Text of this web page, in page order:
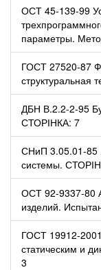
ОСТ 45-139-99
параметры.
ГОСТ 27520-87
структуральная
ДБН В.2.2-2-95
СТОРІНКА: 7
СНиП 3.05.01-85
системы.
ОСТ 92-9337-80
изделий.
ГОСТ 19912-
статическим и
3